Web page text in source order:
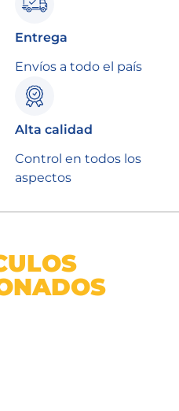
Entrega
Envíos a todo el país
Alta calidad
Control en todos los
aspectos